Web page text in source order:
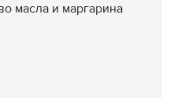
масла и маргарина